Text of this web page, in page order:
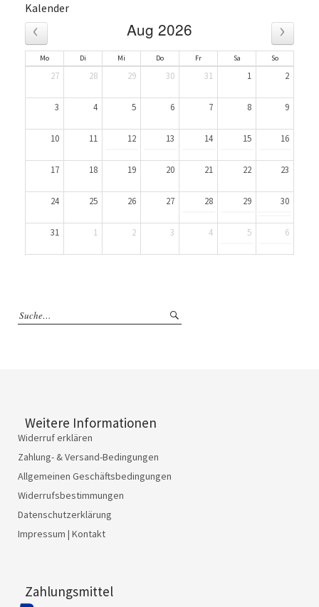
Kalender
‹ Aug 2026 ›
Mo Di Mi Do Fr Sa So
27 28 29 30 31 1 2
3 4 5 6 7 8 9
10 11 12 13 14 15 16
17 18 19 20 21 22 23
24 25 26 27 28 29 30
31 1 2 3 4 5 6
Weitere Informationen
Widerruf erklären
Zahlung- & Versand-Bedingungen
Allgemeinen Geschäftsbedingungen
Widerrufsbestimmungen
Datenschutzerklärung
Impressum | Kontakt
Zahlungsmittel